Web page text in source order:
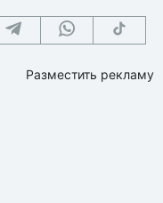
Разместить рекламу